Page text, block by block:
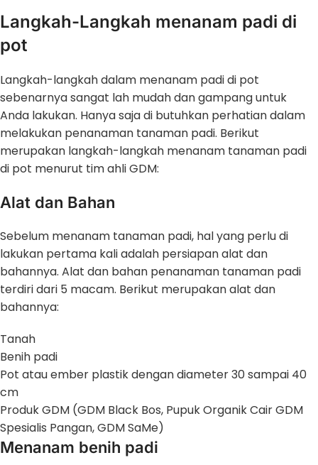
Langkah-Langkah menanam padi di
pot
Langkah-langkah dalam menanam padi di pot
sebenarnya sangat lah mudah dan gampang untuk
Anda lakukan. Hanya saja di butuhkan perhatian dalam
melakukan penanaman tanaman padi. Berikut
merupakan langkah-langkah menanam tanaman padi
di pot menurut tim ahli GDM:
Alat dan Bahan
Sebelum menanam tanaman padi, hal yang perlu di
lakukan pertama kali adalah persiapan alat dan
bahannya. Alat dan bahan penanaman tanaman padi
terdiri dari 5 macam. Berikut merupakan alat dan
bahannya:
Tanah
Benih padi
Pot atau ember plastik dengan diameter 30 sampai 40
cm
Produk GDM (GDM Black Bos, Pupuk Organik Cair GDM
Spesialis Pangan, GDM SaMe)
Menanam benih padi